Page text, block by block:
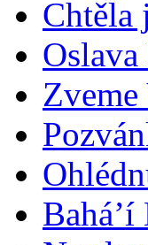
Chtěla